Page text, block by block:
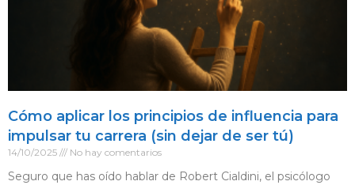
Cómo aplicar los principios de influencia para
impulsar tu carrera (sin dejar de ser tú)
14/10/2025 No hay comentarios
Seguro que has oído hablar de Robert Cialdini, el psicólogo